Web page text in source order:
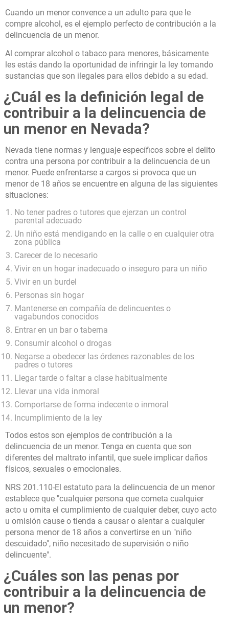
Cuando un menor convence a un adulto para que le
compre alcohol, es el ejemplo perfecto de contribución a la
delincuencia de un menor.
Al comprar alcohol o tabaco para menores, básicamente
les estás dando la oportunidad de infringir la ley tomando
sustancias que son ilegales para ellos debido a su edad.
¿Cuál es la definición legal de
contribuir a la delincuencia de
un menor en Nevada?
Nevada tiene normas y lenguaje específicos sobre el delito
contra una persona por contribuir a la delincuencia de un
menor. Puede enfrentarse a cargos si provoca que un
menor de 18 años se encuentre en alguna de las siguientes
situaciones:
No tener padres o tutores que ejerzan un control
parental adecuado
Un niño está mendigando en la calle o en cualquier otra
zona pública
Carecer de lo necesario
Vivir en un hogar inadecuado o inseguro para un niño
Vivir en un burdel
Personas sin hogar
Mantenerse en compañía de delincuentes o
vagabundos conocidos
Entrar en un bar o taberna
Consumir alcohol o drogas
Negarse a obedecer las órdenes razonables de los
padres o tutores
Llegar tarde o faltar a clase habitualmente
Llevar una vida inmoral
Comportarse de forma indecente o inmoral
Incumplimiento de la ley
Todos estos son ejemplos de contribución a la
delincuencia de un menor. Tenga en cuenta que son
diferentes del maltrato infantil, que suele implicar daños
físicos, sexuales o emocionales.
NRS 201.110-El estatuto para la delincuencia de un menor
establece que "cualquier persona que cometa cualquier
acto u omita el cumplimiento de cualquier deber, cuyo acto
u omisión cause o tienda a causar o alentar a cualquier
persona menor de 18 años a convertirse en un "niño
descuidado", niño necesitado de supervisión o niño
delincuente".
¿Cuáles son las penas por
contribuir a la delincuencia de
un menor?